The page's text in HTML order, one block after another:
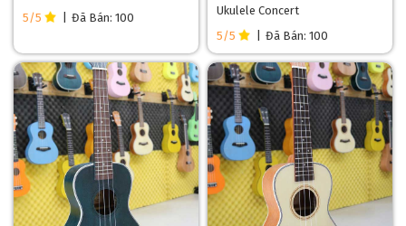
5/5
Đã Bán: 100
Ukulele Concert
5/5
Đã Bán: 100